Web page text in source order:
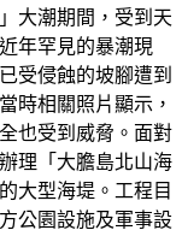
大潮期間，受到天
年罕見的暴潮現
受侵蝕的坡腳遭到
時相關照片顯示，
也受到威脅。面對
理「大膽島北山海
大型海堤。工程目
公園設施及軍事設